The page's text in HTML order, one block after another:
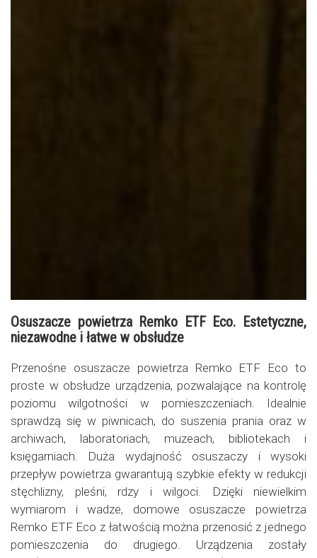
Osuszacze powietrza Remko ETF Eco. Estetyczne,
niezawodne i łatwe w obsłudze
Przenośne osuszacze powietrza Remko ETF Eco to
proste w obsłudze urządzenia, pozwalające na kontrolę
poziomu wilgotności w pomieszczeniach. Idealnie
sprawdzą się w piwnicach, do suszenia prania oraz w
archiwach, laboratoriach, muzeach, bibliotekach i
księgarniach. Duża wydajność osuszaczy i wysoki
przepływ powietrza gwarantują szybkie efekty w redukcji
stęchlizny, pleśni, rdzy i wilgoci. Dzięki niewielkim
wymiarom i wadze, domowe osuszacze powietrza
Remko ETF Eco z łatwością można przenosić z jednego
pomieszczenia do drugiego. Urządzenia zostały